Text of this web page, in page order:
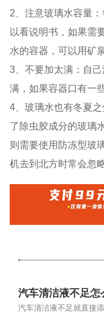
2、注意玻璃水容量
以看说明书，如果需
水的容器，可以用矿
3、不要加太满：自
满，如果容器口有一
4、玻璃水也有冬夏
了除虫胶成分的玻璃
则需要使用防冻型玻
机去到北方时常会忽略
汽车清洁液不足怎
汽车清洁液不足就直接